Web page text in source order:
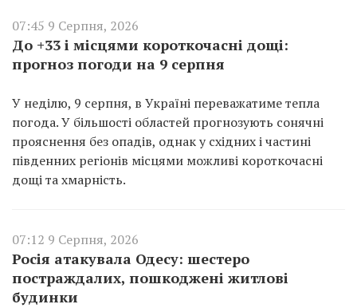
07:45 9 Серпня, 2026
До +33 і місцями короткочасні дощі:
прогноз погоди на 9 серпня
У неділю, 9 серпня, в Україні переважатиме тепла
погода. У більшості областей прогнозують сонячні
прояснення без опадів, однак у східних і частині
південних регіонів місцями можливі короткочасні
дощі та хмарність.
07:12 9 Серпня, 2026
Росія атакувала Одесу: шестеро
постраждалих, пошкоджені житлові
будинки